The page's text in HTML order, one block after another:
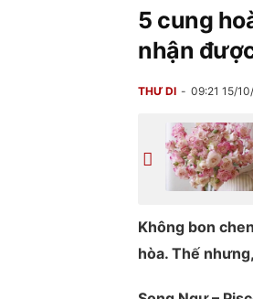
5 cung
nhận
THƯ DI 09:21 15/
Không bon
hòa. Thế